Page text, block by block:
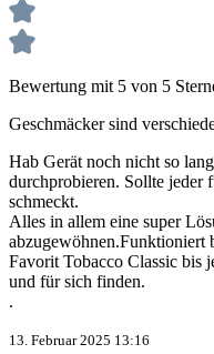
Bewertung mit 5 von 5
Geschmäcker sind
Hab Gerät noch nicht so
durchprobieren. Sollte jeder
schmeckt.
Alles in allem eine super
abzugewöhnen.Funktioniert
Favorit Tobacco Classic bis
und für sich finden.
.
13. Februar 2025 13:16